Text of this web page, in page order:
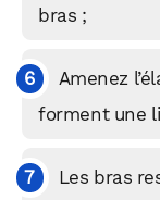
bras ;
Amenez
forment une
Les bras